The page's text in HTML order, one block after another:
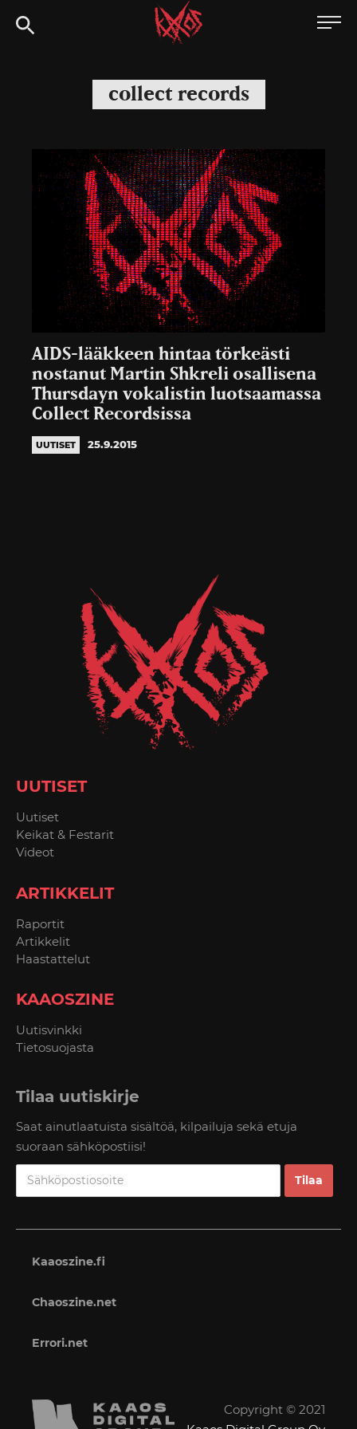
Siirry
suoraan
Kaaoszine
collect records
AIDS-lääkkeen hintaa törkeästi
nostanut Martin Shkreli osallisena
Thursdayn vokalistin luotsaamassa
Collect Recordsissa
UUTISET 25.9.2015
UUTISET
Uutiset
Keikat & Festarit
Videot
ARTIKKELIT
Raportit
Artikkelit
Haastattelut
KAAOSZINE
Uutisvinkki
Tietosuojasta
Tilaa uutiskirje
Saat ainutlaatuista sisältöä, kilpailuja sekä etuja
suoraan sähköpostiisi!
Kaaoszine.fi
Chaoszine.net
Errori.net
Copyright © 2021